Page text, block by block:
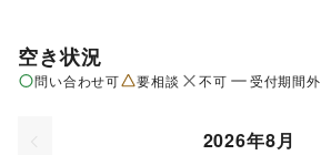
空き状況
問い合わせ可 要相談 不可 受付期間外
2026年8月